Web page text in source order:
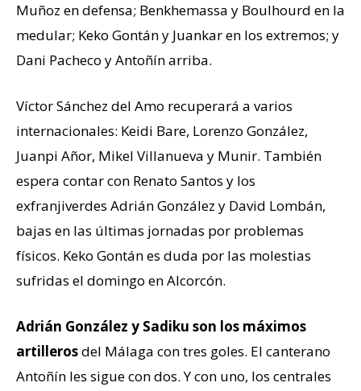
Muñoz en defensa; Benkhemassa y Boulhourd en la
medular; Keko Gontán y Juankar en los extremos; y
Dani Pacheco y Antoñín arriba.
Víctor Sánchez del Amo recuperará a varios
internacionales: Keidi Bare, Lorenzo González,
Juanpi Añor, Mikel Villanueva y Munir. También
espera contar con Renato Santos y los
exfranjiverdes Adrián González y David Lombán,
bajas en las últimas jornadas por problemas
físicos. Keko Gontán es duda por las molestias
sufridas el domingo en Alcorcón.
Adrián González y Sadiku son los máximos
artillerosdel Málaga con tres goles. El canterano
Antoñín les sigue con dos. Y con uno, los centrales